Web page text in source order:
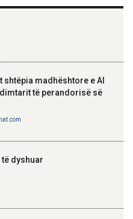
shtëpia madhështore e Al
të perandorisë së
dyshuar